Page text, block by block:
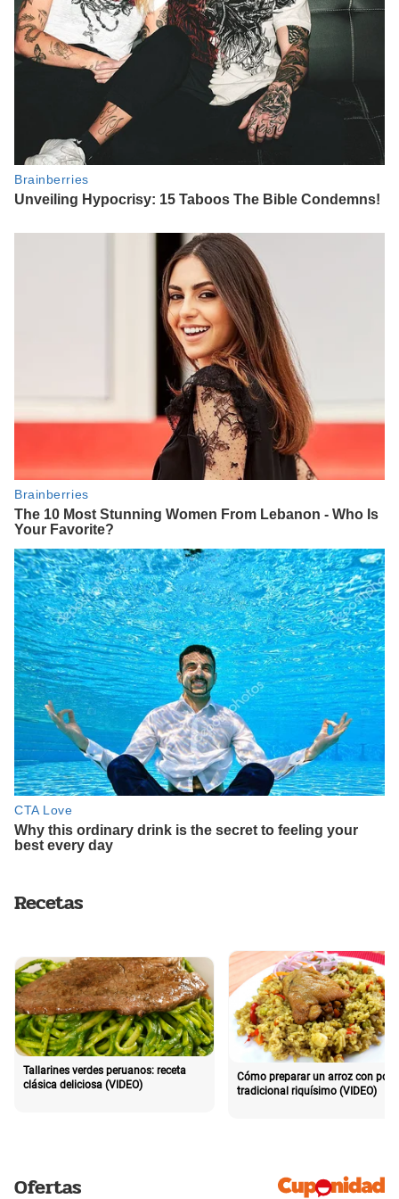
Recetas
Tallarines verdes peruanos: receta
clásica deliciosa (VIDEO)
Cómo preparar un arroz con pollo
tradicional riquísimo (VIDEO)
Ofertas